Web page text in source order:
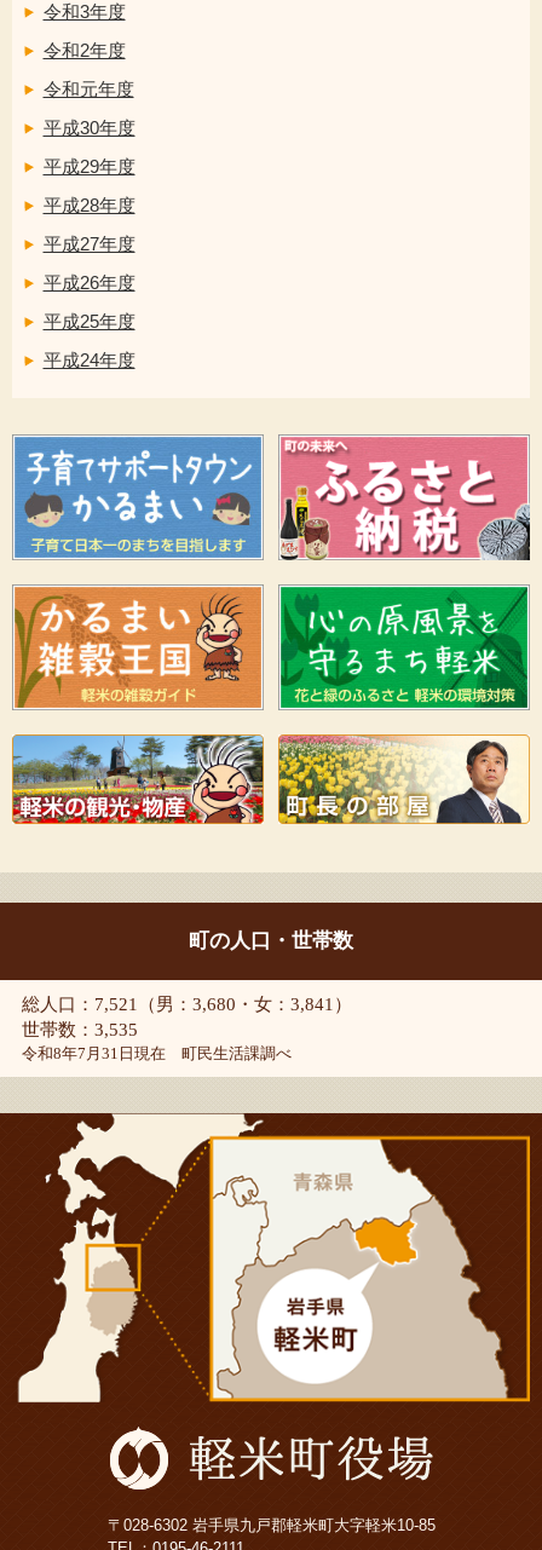
令和3年度
令和2年度
令和元年度
平成30年度
平成29年度
平成28年度
平成27年度
平成26年度
平成25年度
平成24年度
町の人口・世帯数
総人口：7,521（男：3,680・女：3,841）
世帯数：3,535
令和8年7月31日現在 町民生活課調べ
〒028-6302 岩手県九戸郡軽米町大字軽米10-85